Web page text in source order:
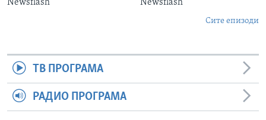
Newsflash Newsflash
Сите епизоди
ТВ ПРОГРАМА
РАДИО ПРОГРАМА